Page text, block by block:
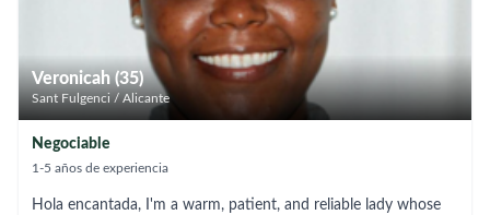
Veronicah (35)
Sant Fulgenci / Alicante
Negociable
1-5 años de experiencia
Hola encantada, I'm a warm, patient, and reliable lady whose